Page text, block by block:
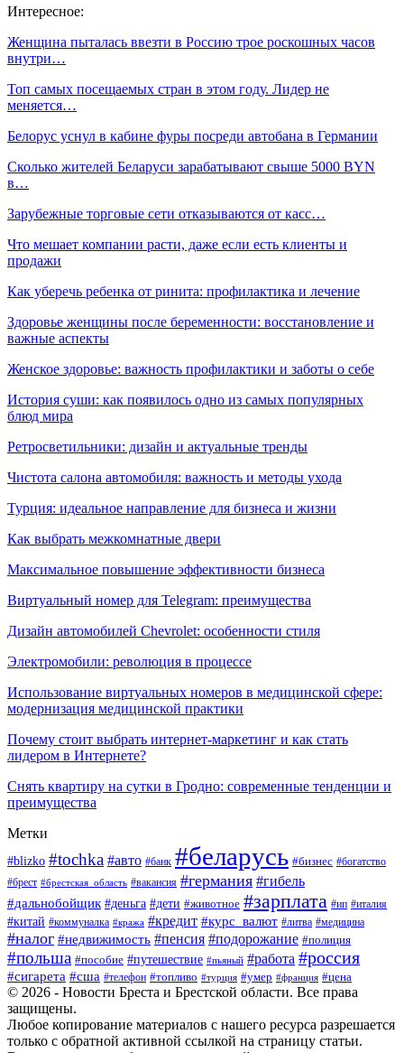
Интересное:
Женщина пыталась ввезти в Россию трое роскошных часов
внутри…
Топ самых посещаемых стран в этом году. Лидер не
меняется…
Белорус уснул в кабине фуры посреди автобана в Германии
Сколько жителей Беларуси зарабатывают свыше 5000 BYN
в…
Зарубежные торговые сети отказываются от касс…
Что мешает компании расти, даже если есть клиенты и
продажи
Как уберечь ребенка от ринита: профилактика и лечение
Здоровье женщины после беременности: восстановление и
важные аспекты
Женское здоровье: важность профилактики и заботы о себе
История суши: как появилось одно из самых популярных
блюд мира
Ретросветильники: дизайн и актуальные тренды
Чистота салона автомобиля: важность и методы ухода
Турция: идеальное направление для бизнеса и жизни
Как выбрать межкомнатные двери
Максимальное повышение эффективности бизнеса
Виртуальный номер для Telegram: преимущества
Дизайн автомобилей Chevrolet: особенности стиля
Электромобили: революция в процессе
Использование виртуальных номеров в медицинской сфере:
модернизация медицинской практики
Почему стоит выбрать интернет-маркетинг и как стать
лидером в Интернете?
Снять квартиру на сутки в Гродно: современные тенденции и
преимущества
Метки
#blizko #tochka #авто #банк #беларусь #бизнес #богатство
#брест #брестская_область #вакансия #германия #гибель
#дальнобойщик #деньга #дети #животное #зарплата #ип #италия
#китай #коммуналка #кража #кредит #курс_валют #литва #медицина
#налог #недвижимость #пенсия #подорожание #полиция
#польша #пособие #путешествие #пьяный #работа #россия
#сигарета #сша #телефон #топливо #турция #умер #франция #цена
© 2026 - Новости Бреста и Брестской области. Все права
защищены.
Любое копирование материалов с нашего ресурса разрешается
только с обратной активной ссылкой на страницу статьи.